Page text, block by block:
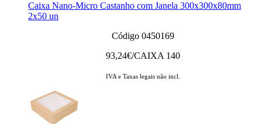
Caixa Nano-Micro Castanho com Janela 300x300x80mm
2x50 un
Código 0450169
93,24€/CAIXA 140
IVA e Taxas legais não incl.